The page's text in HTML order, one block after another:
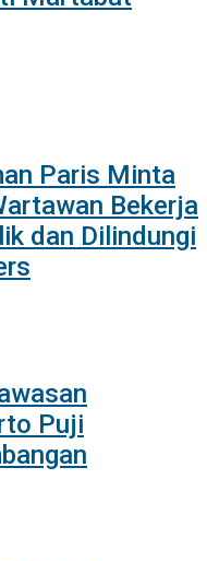
Paris Minta
Bekerja
dan Dilindungi
Puji